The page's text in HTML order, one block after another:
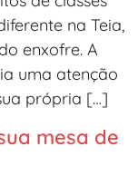
na Teia,
enxofre. A
uma atenção
própria […]
mesa de